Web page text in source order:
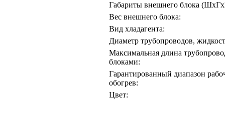
Габариты внешнего блока
Вес внешнего блока:
Вид хладагента:
Диаметр трубопроводов,
Максимальная длина
блоками:
Гарантированный диапазон
обогрев:
Цвет: